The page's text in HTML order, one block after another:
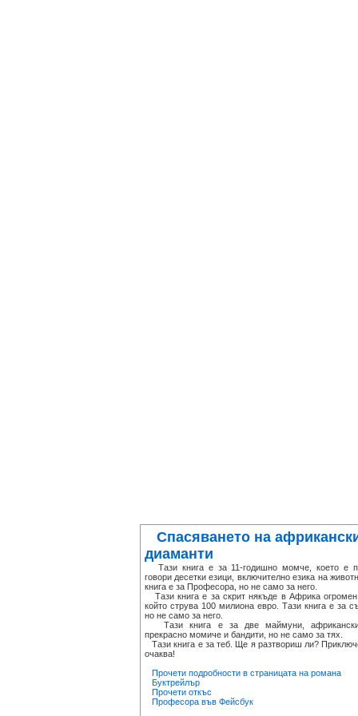
Спасяването на
диаманти
Тази книга е за 11-годишно момче, което е
говори десетки езици, включително езика на
книга е за Професора, но не само за него.
Тази книга е за скрит някъде в Африка огромен
който струва 100 милиона евро. Тази книга е за
но не само за него.
Тази книга е за две маймуни,
прекрасно момиче и бандити, но не само за тях.
Тази книга е за теб. Ще я разтвориш ли?
очаква!
Прочети подробности в страницата на романа
Буктрейлър
Прочети откъс
Професора във Фейсбук